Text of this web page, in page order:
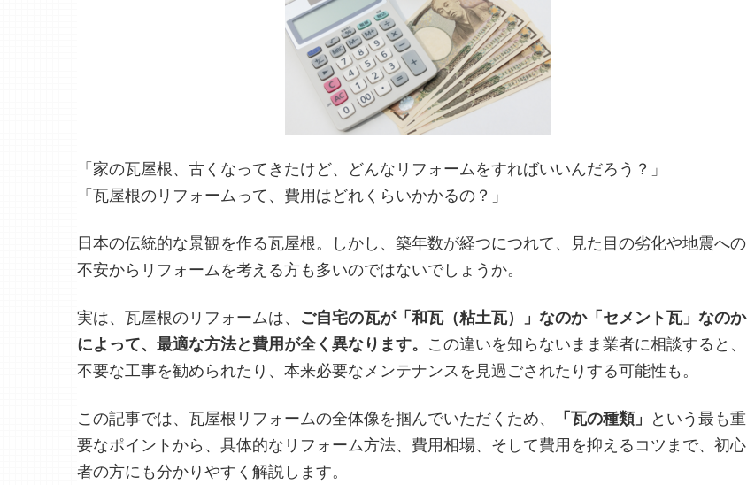
「家の瓦屋根、古くなってきたけど、どんなリフォームをすればいいんだろう？」
「瓦屋根のリフォームって、費用はどれくらいかかるの？」
日本の伝統的な景観を作る瓦屋根。しかし、築年数が経つにつれて、見た目の劣化や地震への
不安からリフォームを考える方も多いのではないでしょうか。
実は、瓦屋根のリフォームは、 ご自宅の瓦が「和瓦（粘土瓦）」なのか「セメント瓦」なのか
によって、最適な方法と費用が全く異なります。 この違いを知らないまま業者に相談すると、
不要な工事を勧められたり、本来必要なメンテナンスを見過ごされたりする可能性も。
この記事では、瓦屋根リフォームの全体像を掴んでいただくため、 「瓦の種類」 という最も重
要なポイントから、具体的なリフォーム方法、費用相場、そして費用を抑えるコツまで、初心
者の方にも分かりやすく解説します。